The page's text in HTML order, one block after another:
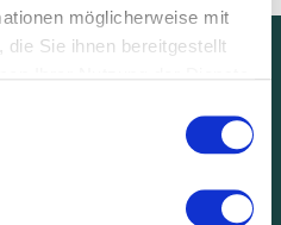
möglicherweise mit
Sie ihnen bereitgestellt